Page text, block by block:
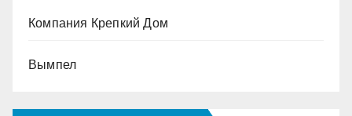
Компания Крепкий Дом
Вымпел